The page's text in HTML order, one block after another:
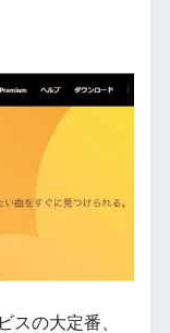
スの大定番、